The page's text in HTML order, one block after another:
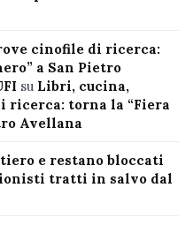
cinofile di ricerca:
a San Pietro
su Libri, cucina,
ricerca: torna la “Fiera
Avellana
e restano bloccati
tratti in salvo dal